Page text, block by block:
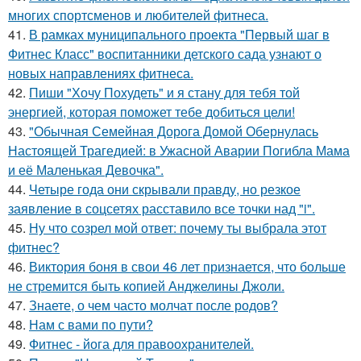
многих спортсменов и любителей фитнеса.
41. В рамках муниципального проекта "Первый шаг в
Фитнес Класс" воспитанники детского сада узнают о
новых направлениях фитнеса.
42. Пиши "Хочу Похудеть" и я стану для тебя той
энергией, которая поможет тебе добиться цели!
43. "Обычная Семейная Дорога Домой Обернулась
Настоящей Трагедией: в Ужасной Аварии Погибла Мама
и её Маленькая Девочка".
44. Четыре года они скрывали правду, но резкое
заявление в соцсетях расставило все точки над "i".
45. Ну что созрел мой ответ: почему ты выбрала этот
фитнес?
46. Виктория боня в свои 46 лет признается, что больше
не стремится быть копией Анджелины Джоли.
47. Знаете, о чем часто молчат после родов?
48. Нам с вами по пути?
49. Фитнес - йога для правоохранителей.